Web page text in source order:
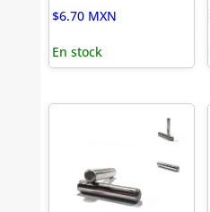
$6.70 MXN
En stock